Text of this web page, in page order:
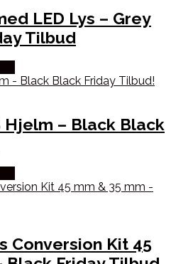
LED Lys – Grey
Tilbud
Hjelm – Black Black
Conversion Kit 45